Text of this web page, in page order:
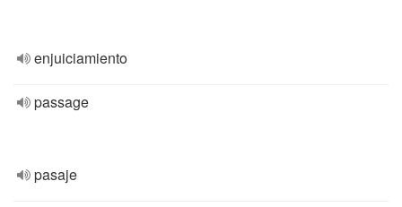
enjuiciamiento
passage
pasaje